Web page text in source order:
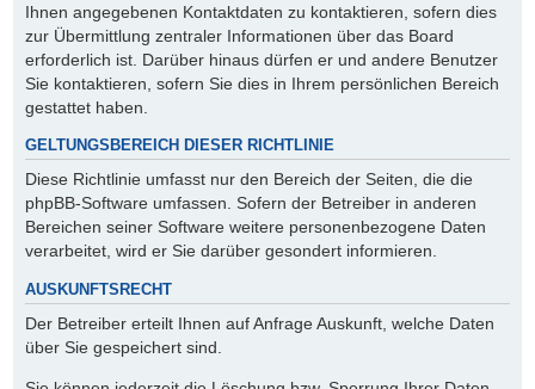
Ihnen angegebenen Kontaktdaten zu kontaktieren, sofern dies
zur Übermittlung zentraler Informationen über das Board
erforderlich ist. Darüber hinaus dürfen er und andere Benutzer
Sie kontaktieren, sofern Sie dies in Ihrem persönlichen Bereich
gestattet haben.
GELTUNGSBEREICH DIESER RICHTLINIE
Diese Richtlinie umfasst nur den Bereich der Seiten, die die
phpBB-Software umfassen. Sofern der Betreiber in anderen
Bereichen seiner Software weitere personenbezogene Daten
verarbeitet, wird er Sie darüber gesondert informieren.
AUSKUNFTSRECHT
Der Betreiber erteilt Ihnen auf Anfrage Auskunft, welche Daten
über Sie gespeichert sind.